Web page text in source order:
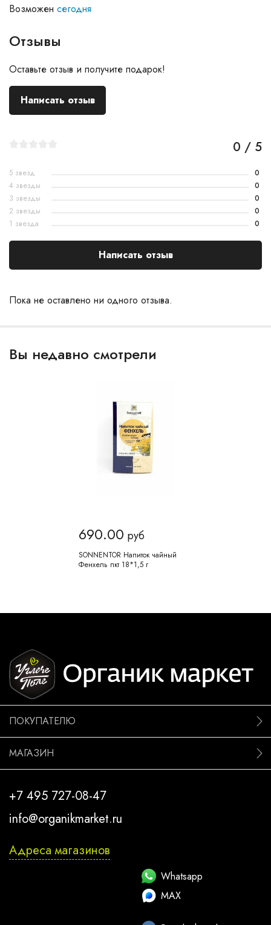
Возможен сегодня
Отзывы
Оставьте отзыв и получите подарок!
Написать отзыв
Пока не оставлено ни одного отзыва.
0 / 5
5 звезд
0
4 звезды
0
3 звезды
0
2 звезды
0
1 звезда
0
Написать отзыв
Вы недавно смотрели
690.00 руб
SONNENTOR Напиток чайный
Фенхель пкт 18*1,5 г
ПОКУПАТЕЛЮ
МАГАЗИН
+7 495 727-08-47
info@organikmarket.ru
Адреса магазинов
Whatsapp
MAX